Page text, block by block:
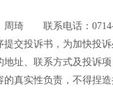
周琦 联系电话：
交投诉书，为加快投
地址、联系方式及投诉
的真实性负责，不得捏